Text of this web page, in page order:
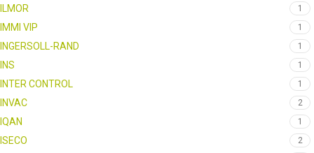
ILMOR 1
IMMI VIP 1
INGERSOLL-RAND 1
INS 1
INTER CONTROL 1
INVAC 2
IQAN 1
ISECO 2